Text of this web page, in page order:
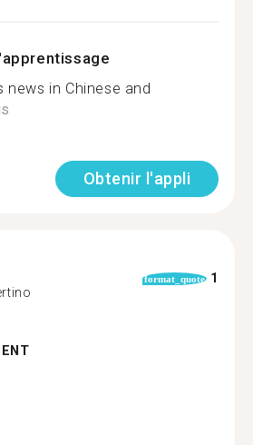
news in Chinese and
Obtenir l'appli
format_quote 1